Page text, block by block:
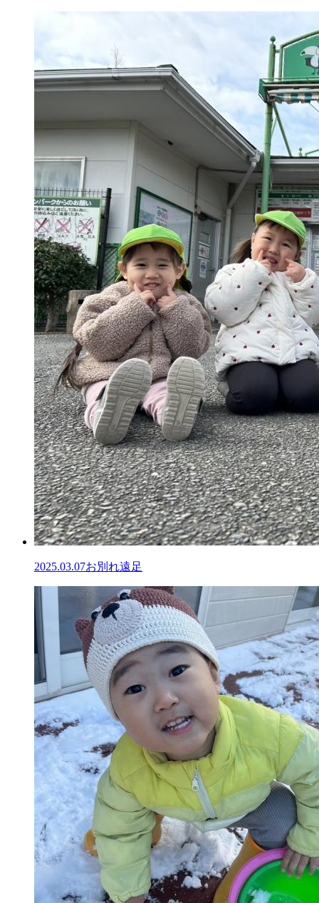
2025.03.07お別れ遠足